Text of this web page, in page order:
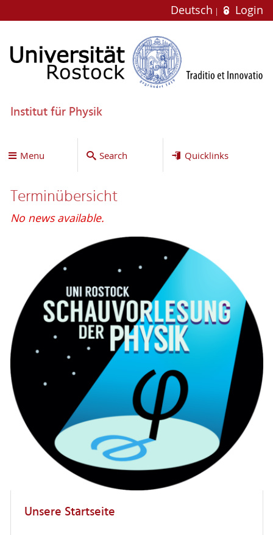
Deutsch Login
Institut für Physik
Menu Search Quicklinks
Terminübersicht
No news available.
Unsere Startseite